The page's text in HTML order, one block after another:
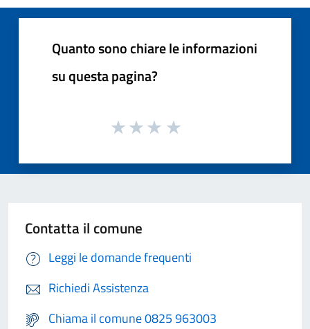
Quanto sono chiare le informazioni
su questa pagina?
Contatta il comune
Leggi le domande frequenti
Richiedi Assistenza
Chiama il comune 0825 963003